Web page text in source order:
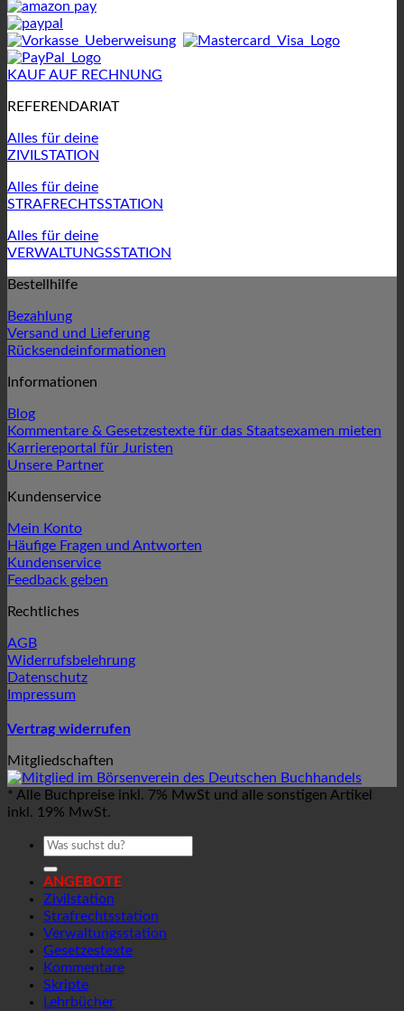
KAUF AUF RECHNUNG
REFERENDARIAT
Alles für deine
ZIVILSTATION
Alles für deine
STRAFRECHTSSTATION
Alles für deine
VERWALTUNGSSTATION
Bestellhilfe
Bezahlung
Versand und Lieferung
Rücksendeinformationen
Informationen
Blog
Kommentare & Gesetzestexte für das Staatsexamen mieten
Karriereportal für Juristen
Unsere Partner
Kundenservice
Mein Konto
Häufige Fragen und Antworten
Kundenservice
Feedback geben
Rechtliches
AGB
Widerrufsbelehrung
Datenschutz
Impressum
Vertrag widerrufen
Mitgliedschaften
* Alle Buchpreise inkl. 7% MwSt und alle sonstigen Artikel
inkl. 19% MwSt.
Suchen
nach:
ANGEBOTE
Zivilstation
Strafrechtsstation
Verwaltungsstation
Gesetzestexte
Kommentare
Skripte
Lehrbücher